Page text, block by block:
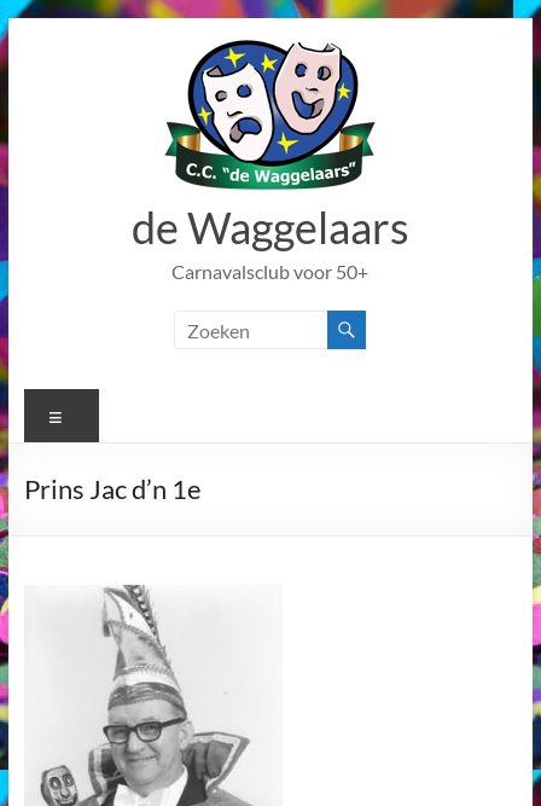
Ga
naar
de
de Waggelaars
Carnavalsclub voor 50+
Prins Jac d’n 1e